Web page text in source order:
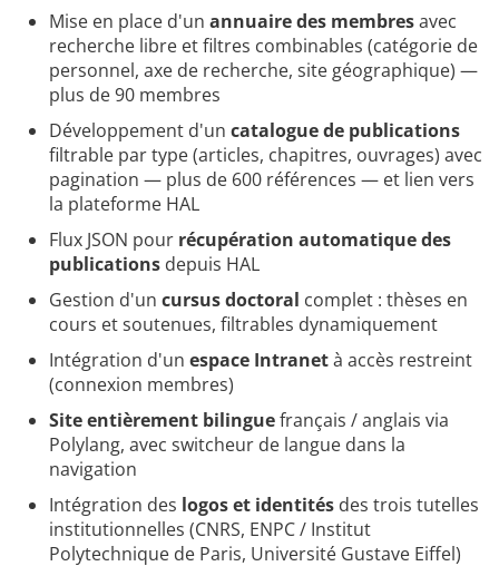
Mise en place d'un annuaire des membresavec
recherche libre et filtres combinables (catégorie de
personnel, axe de recherche, site géographique) —
plus de 90 membres
Développement d'un catalogue de publications
filtrable par type (articles, chapitres, ouvrages) avec
pagination — plus de 600 références — et lien vers
la plateforme HAL
Flux JSON pour récupération automatique des
publications depuis HAL
Gestion d'un cursus doctoral complet : thèses en
cours et soutenues, filtrables dynamiquement
Intégration d'un espace Intranetà accès restreint
(connexion membres)
Site entièrement bilinguefrançais / anglais via
Polylang, avec switcheur de langue dans la
navigation
Intégration des logos et identités des trois tutelles
institutionnelles (CNRS, ENPC / Institut
Polytechnique de Paris, Université Gustave Eiffel)